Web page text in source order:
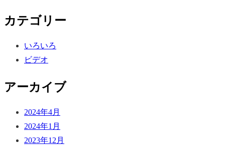
カテゴリー
いろいろ
ビデオ
アーカイブ
2024年4月
2024年1月
2023年12月